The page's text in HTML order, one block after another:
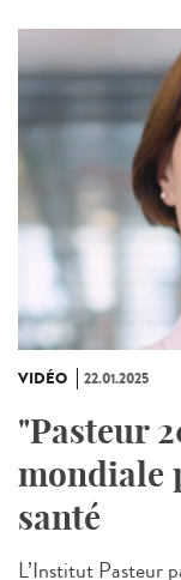
VIDÉO 22.01.2025
"Pasteur
mondiale
santé
L’Institut Pasteur